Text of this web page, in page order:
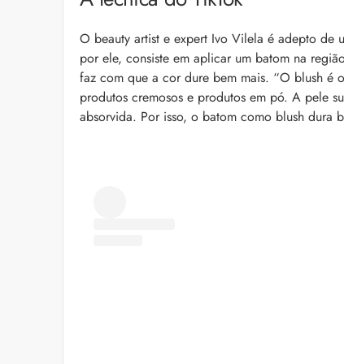
O beauty artist e expert Ivo Vilela é adepto de
por ele, consiste em aplicar um batom na
faz com que a cor dure bem mais. “O blush é
produtos cremosos e produtos em pó. A pele
absorvida. Por isso, o batom como blush dura